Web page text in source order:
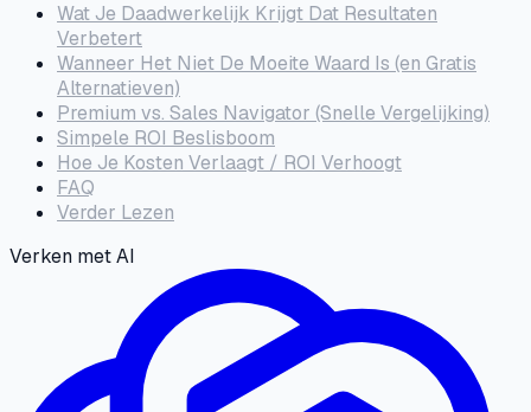
Wat Je Daadwerkelijk Krijgt Dat Resultaten
Verbetert
Wanneer Het Niet De Moeite Waard Is (en Gratis
Alternatieven)
Premium vs. Sales Navigator (Snelle Vergelijking)
Simpele ROI Beslisboom
Hoe Je Kosten Verlaagt / ROI Verhoogt
FAQ
Verder Lezen
Verken met AI